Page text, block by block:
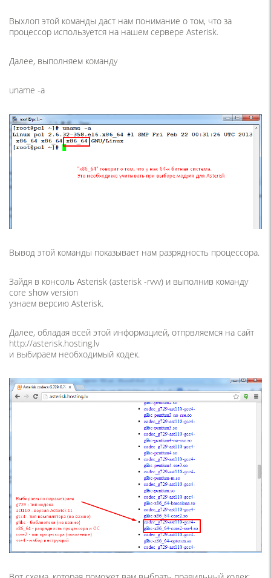
Выхлоп этой команды даст нам понимание о том, что за
процессор используется на нашем сервере Asterisk.
Далее, выполняем команду
uname -a
Вывод этой команды показывает нам разрядность процессора.
Зайдя в консоль Asterisk (asterisk -rvvv) и выполнив команду
core show version
узнаем версию Asterisk.
Далее, обладая всей этой информацией, отпрвляемся на сайт
http://asterisk.hosting.lv
и выбираем необходимый кодек.